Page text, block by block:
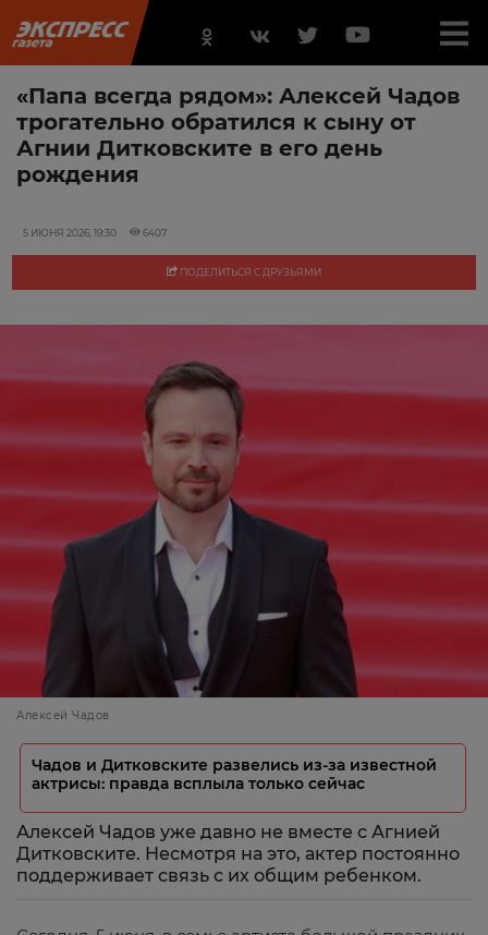
«Папа всегда рядом»: Алексей Чадов
трогательно обратился к сыну от
Агнии Дитковските в его день
рождения
5 ИЮНЯ 2026, 19:30 6407
ПОДЕЛИТЬСЯ С ДРУЗЬЯМИ
Алексей Чадов
Чадов и Дитковските развелись из-за известной
актрисы: правда всплыла только сейчас
Алексей Чадов уже давно не вместе с Агнией
Дитковските. Несмотря на это, актер постоянно
поддерживает связь с их общим ребенком.